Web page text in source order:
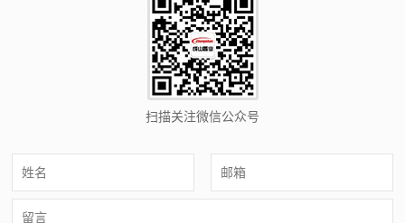
扫描关注微信公众号